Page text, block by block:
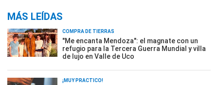
MÁS LEÍDAS
COMPRA DE TIERRAS
"Me encanta Mendoza": el magnate con un
refugio para la Tercera Guerra Mundial y villa
de lujo en Valle de Uco
¡MUY PRÁCTICO!